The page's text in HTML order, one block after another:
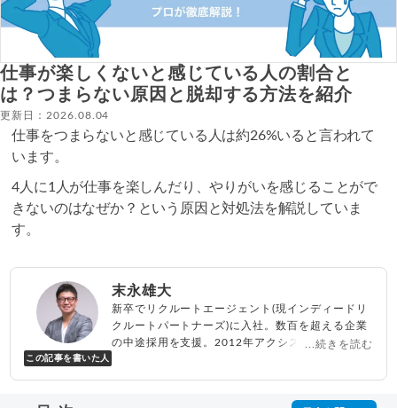
仕事が楽しくないと感じている人の割合と
は？つまらない原因と脱却する方法を紹介
更新日：2026.08.04
仕事をつまらないと感じている人は約26%いると言われて
います。
4人に1人が仕事を楽しんだり、やりがいを感じることがで
きないのはなぜか？という原因と対処法を解説していま
す。
この記事を書いた人
末永雄大
新卒でリクルートエージェント(現インディードリ
クルートパートナーズ)に入社。数百を超える企業
の中途採用を支援。2012年アクシス(株)設立、代
...続きを読む